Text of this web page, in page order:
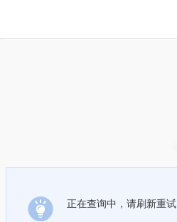
正在查询中，请刷新重试